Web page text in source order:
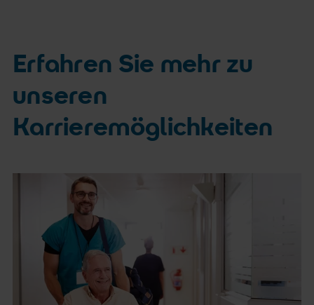
Erfahren Sie mehr zu
unseren
Karrieremöglichkeiten